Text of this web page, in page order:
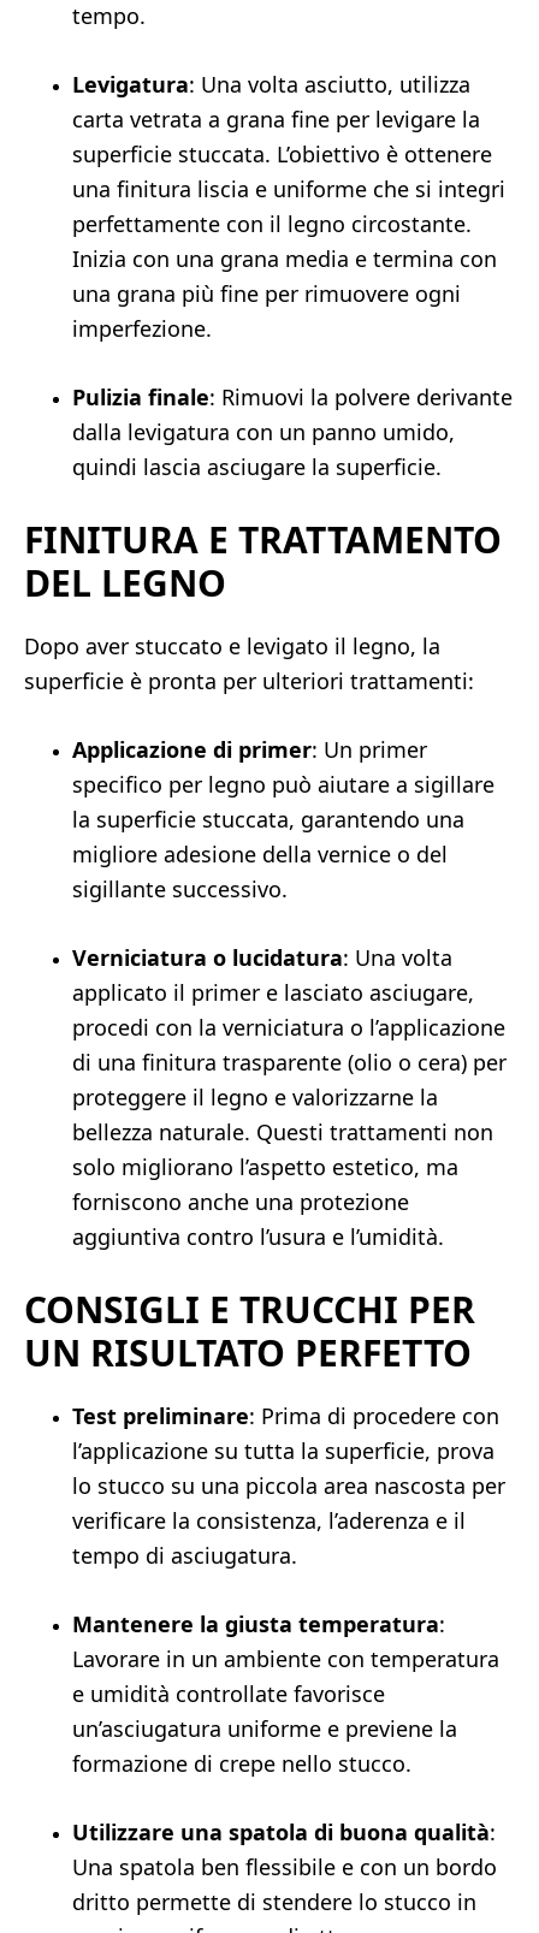
tempo.
Levigatura: Una volta asciutto, utilizza
carta vetrata a grana fine per levigare la
superficie stuccata. L’obiettivo è ottenere
una finitura liscia e uniforme che si integri
perfettamente con il legno circostante.
Inizia con una grana media e termina con
una grana più fine per rimuovere ogni
imperfezione.
Pulizia finale: Rimuovi la polvere derivante
dalla levigatura con un panno umido,
quindi lascia asciugare la superficie.
FINITURA E TRATTAMENTO
DEL LEGNO
Dopo aver stuccato e levigato il legno, la
superficie è pronta per ulteriori trattamenti:
Applicazione di primer: Un primer
specifico per legno può aiutare a sigillare
la superficie stuccata, garantendo una
migliore adesione della vernice o del
sigillante successivo.
Verniciatura o lucidatura: Una volta
applicato il primer e lasciato asciugare,
procedi con la verniciatura o l’applicazione
di una finitura trasparente (olio o cera) per
proteggere il legno e valorizzarne la
bellezza naturale. Questi trattamenti non
solo migliorano l’aspetto estetico, ma
forniscono anche una protezione
aggiuntiva contro l’usura e l’umidità.
CONSIGLI E TRUCCHI PER
UN RISULTATO PERFETTO
Test preliminare: Prima di procedere con
l’applicazione su tutta la superficie, prova
lo stucco su una piccola area nascosta per
verificare la consistenza, l’aderenza e il
tempo di asciugatura.
Mantenere la giusta temperatura:
Lavorare in un ambiente con temperatura
e umidità controllate favorisce
un’asciugatura uniforme e previene la
formazione di crepe nello stucco.
Utilizzare una spatola di buona qualità:
Una spatola ben flessibile e con un bordo
dritto permette di stendere lo stucco in